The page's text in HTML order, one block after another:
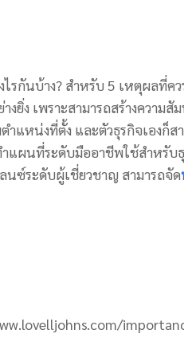
นบ้าง? สำหรับ 5 เหตุผลที่คว
งยิ่ง เพราะสามารถสร้างควา
ำแหน่งที่ตั้ง และตัวธุรกิจเองก็
ำแผนที่ระดับมืออาชีพใช้สำหรับ
นซ์ระดับผู้เชี่ยวชาญ สามารถจัด